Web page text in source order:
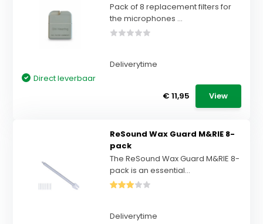
Pack of 8 replacement filters for
the microphones ...
Deliverytime
Direct leverbaar
€ 11,95
View
ReSound Wax Guard M&RIE 8-
pack
The ReSound Wax Guard M&RIE 8-
pack is an essential...
Deliverytime